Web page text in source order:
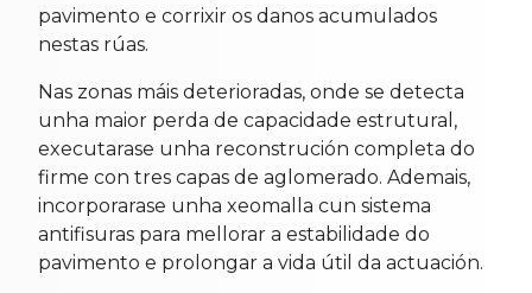
pavimento e corrixir os danos acumulados
nestas rúas.
Nas zonas máis deterioradas, onde se detecta
unha maior perda de capacidade estrutural,
executarase unha reconstrución completa do
firme con tres capas de aglomerado. Ademais,
incorporarase unha xeomalla cun sistema
antifisuras para mellorar a estabilidade do
pavimento e prolongar a vida útil da actuación.